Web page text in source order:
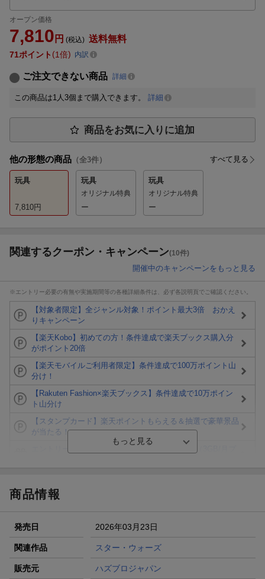
オープン価格
7,810 円 (税込) 送料無料
71ポイント 1倍 内訳
ご注文できない商品 詳細
この商品は1人3個まで購入できます。 詳細
商品をお気に入りに追加
他の形態の商品 （全3件） すべて見る
玩具
7,810円
玩具
オリジナル特典
ー
玩具
オリジナル特典
ー
関連するクーポン・キャンペーン(10件)
開催中のキャンペーンをもっと見る
※エントリー必要の有無や実施期間等の各種詳細条件は、必ず各説明頁でご確認ください。
【対象者限定】全ジャンル対象！ポイント最大3倍 おかえ
りキャンペーン
【楽天Kobo】初めての方！条件達成で楽天ブックス購入分
がポイント20倍
【楽天モバイルご利用者限定】条件達成で100万ポイント山
分け！
【Rakuten Fashion×楽天ブックス】条件達成で10万ポイン
ト山分け
【スタンプカード】楽天ポイントもらえる＆抽選で豪華景品
が当たる！
進呈
エントリー＆条件達成で『鬼滅の刃』オリジナルきんちゃく
袋が当たる！
【楽天24】日用品の楽天24と楽天ブックス買いまわりでク
ーポン★
商品情報
発売日 2026年03月23日
関連作品 スター・ウォーズ
販売元 ハズブロジャパン